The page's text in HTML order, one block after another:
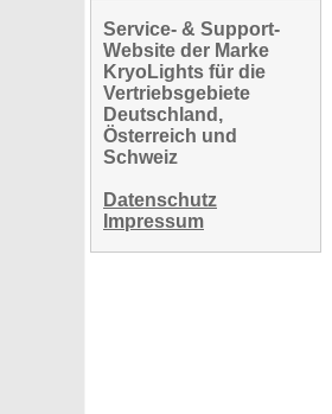
Service- & Support-
Website der Marke
KryoLights für die
Vertriebsgebiete
Deutschland,
Österreich und
Schweiz
Datenschutz
Impressum